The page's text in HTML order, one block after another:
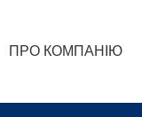
ПРО КОМПАНІЮ